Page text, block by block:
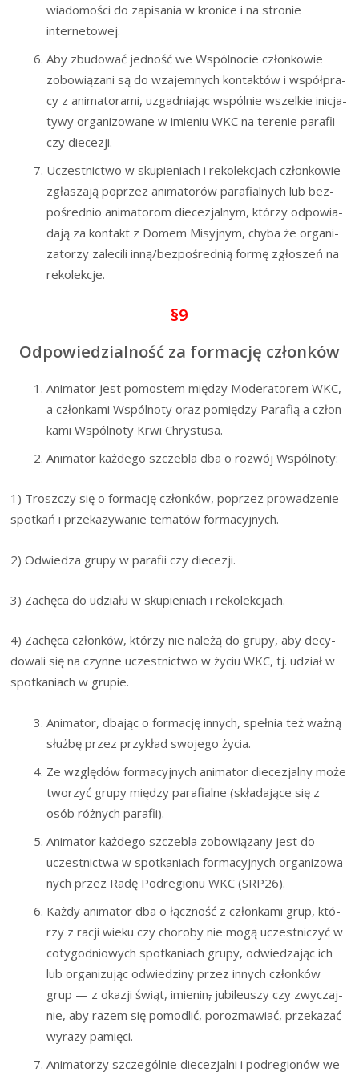
wia­do­mo­ści do zapi­sa­nia w kro­ni­ce i na stro­nie
internetowej.
Aby zbu­do­wać jed­ność we Wspól­no­cie człon­ko­wie
zobo­wią­za­ni są do wza­jem­nych kon­tak­tów i współ­pra­
cy z ani­ma­to­ra­mi, uzgad­nia­jąc wspól­nie wszel­kie ini­cja­
ty­wy orga­ni­zo­wa­ne w imie­niu WKC na tere­nie para­fii
czy diecezji.
Uczest­nic­two w sku­pie­niach i reko­lek­cjach człon­ko­wie
zgła­sza­ją poprzez ani­ma­to­rów para­fial­nych lub bez­
po­śred­nio ani­ma­to­rom die­ce­zjal­nym, któ­rzy odpo­wia­
da­ją za kon­takt z Domem Misyj­nym, chy­ba że orga­ni­
za­to­rzy zale­ci­li inną/bezpośrednią for­mę zgło­szeń na
rekolekcje.
§9
Odpowiedzialność za formację członków
Ani­ma­tor jest pomo­stem mię­dzy Mode­ra­to­rem WKC,
a człon­ka­mi Wspól­no­ty oraz pomię­dzy Para­fią a człon­
ka­mi Wspól­no­ty Krwi Chrystusa.
Ani­ma­tor każ­de­go szcze­bla dba o roz­wój Wspólnoty:
1) Trosz­czy się o for­ma­cję człon­ków, poprzez pro­wa­dze­nie
spo­tkań i prze­ka­zy­wa­nie tema­tów formacyjnych.
2) Odwie­dza gru­py w para­fii czy diecezji.
3) Zachę­ca do udzia­łu w sku­pie­niach i rekolekcjach.
4) Zachę­ca człon­ków, któ­rzy nie nale­żą do gru­py, aby decy­
do­wa­li się na czyn­ne uczest­nic­two w życiu WKC, tj. udział w
spo­tka­niach w grupie.
Ani­ma­tor, dba­jąc o for­ma­cję innych, speł­nia też waż­ną
służ­bę przez przy­kład swo­je­go życia.
Ze wzglę­dów for­ma­cyj­nych ani­ma­tor die­ce­zjal­ny może
two­rzyć gru­py mię­dzy para­fial­ne (skła­da­ją­ce się z
osób róż­nych parafii).
Ani­ma­tor każ­de­go szcze­bla zobo­wią­za­ny jest do
uczest­nic­twa w spo­tka­niach for­ma­cyj­nych orga­ni­zo­wa­
nych przez Radę Pod­re­gio­nu WKC (SRP26).
Każ­dy ani­ma­tor dba o łącz­ność z człon­ka­mi grup, któ­
rzy z racji wie­ku czy cho­ro­by nie mogą uczest­ni­czyć w
coty­go­dnio­wych spo­tka­niach gru­py, odwie­dza­jąc ich
lub orga­ni­zu­jąc odwie­dzi­ny przez innych człon­ków
grup — z oka­zji świąt, imie­nin,jubi­le­uszy czy zwy­czaj­
nie, aby razem się pomo­dlić, poroz­ma­wiać, prze­ka­zać
wyra­zy pamięci.
Ani­ma­to­rzy szcze­gól­nie die­ce­zjal­ni i pod­re­gio­nów we